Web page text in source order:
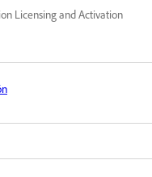
Licensing and Activation